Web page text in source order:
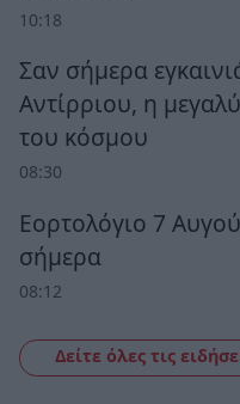
10:18
Σαν σήμερα
Αντίρριου, η
του κόσμου
08:30
Εορτολόγιο 7
σήμερα
08:12
Δείτε όλες τις